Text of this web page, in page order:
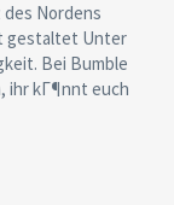
Nordens
gestaltet Unter
Bei Bumble
ihr kГ¶nnt euch